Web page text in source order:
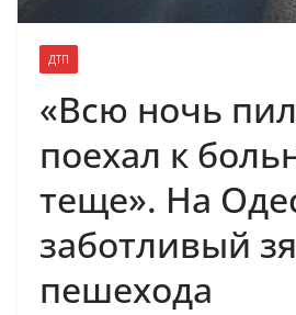
ДТП
«Всю ночь
поехал к
теще». На
заботливый
пешехода